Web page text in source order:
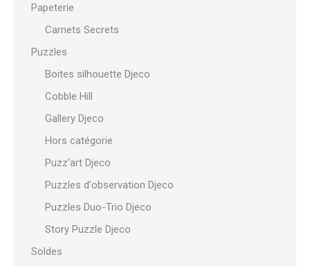
Papeterie
Carnets Secrets
Puzzles
Boites silhouette Djeco
Cobble Hill
Gallery Djeco
Hors catégorie
Puzz'art Djeco
Puzzles d'observation Djeco
Puzzles Duo-Trio Djeco
Story Puzzle Djeco
Soldes